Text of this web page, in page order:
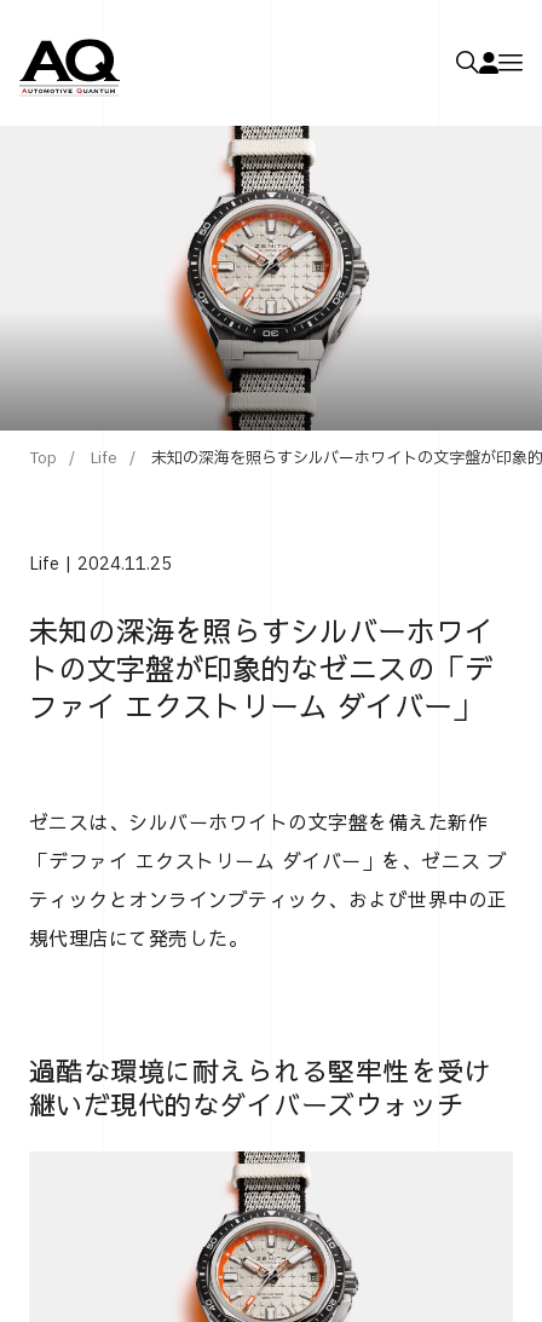
Top Life 未知の深海を照らすシルバーホワイトの文字盤が印象
Life 2024.11.25
未知の深海を照らすシルバーホワイ
トの文字盤が印象的なゼニスの「デ
ファイ エクストリーム ダイバー」
ゼニスは、シルバーホワイトの文字盤を備えた新作
「デファイ エクストリーム ダイバー」を、ゼニス ブ
ティックとオンラインブティック、および世界中の正
規代理店にて発売した。
過酷な環境に耐えられる堅牢性を受け
継いだ現代的なダイバーズウォッチ